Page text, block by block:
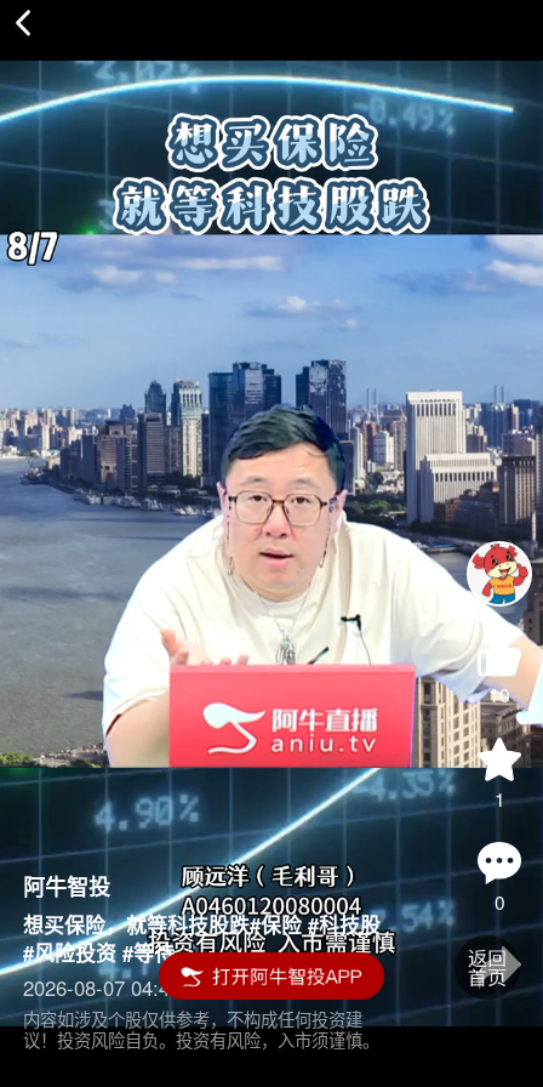
10
1
0
阿牛智投
想买保险，就等科技股跌#保险 #科技股
#风险投资 #等待
2026-08-07 04:45
内容如涉及个股仅供参考，不构成任何投资建
议！投资风险自负。投资有风险，入市须谨慎。